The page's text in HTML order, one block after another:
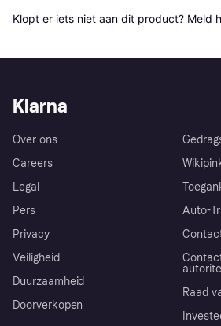
Klopt er iets niet aan dit product? Meld
Klarna
Over ons
Careers
Legal
Pers
Privacy
Veiligheid
Duurzaamheid
Doorverkopen
Auto-
Raad